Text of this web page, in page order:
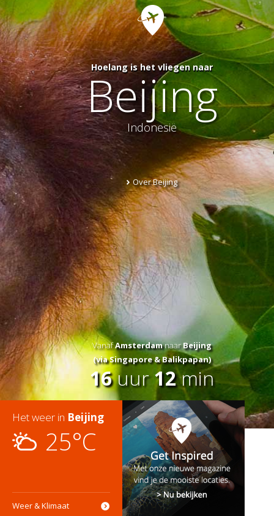
Hoelang is het vliegen naar
Beijing
Indonesië
Over Beijing
VanafAmsterdamnaarBeijing
(via Singapore & Balikpapan)
16uur12min
Het weer in Beijing
25°C
Weer & Klimaat